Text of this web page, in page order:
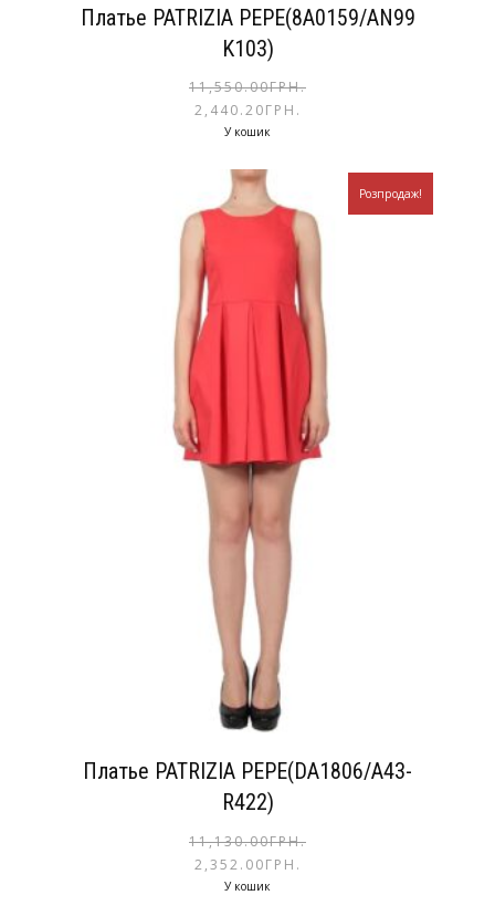
Платье PATRIZIA PEPE(8A0159/AN99
K103)
11,550.00ГРН.
2,440.20ГРН.
У кошик
Платье PATRIZIA PEPE(DA1806/A43-
R422)
Розпродаж!
11,130.00ГРН.
2,352.00ГРН.
У кошик